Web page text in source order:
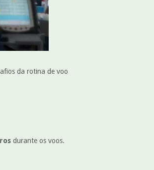
da rotina de voo
durante os voos.